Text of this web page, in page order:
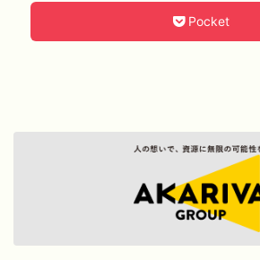
Pocket